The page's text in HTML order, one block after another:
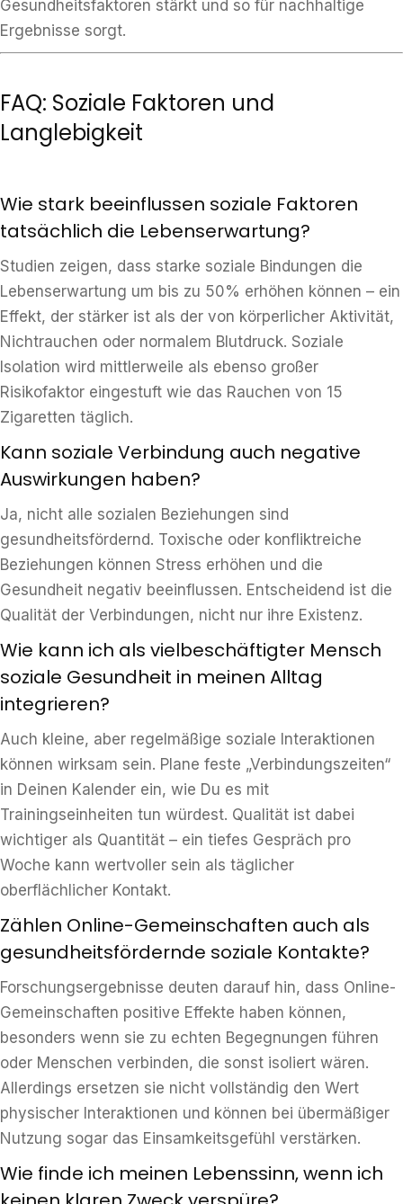
Gesundheitsfaktoren stärkt und so für nachhaltige
Ergebnisse sorgt.
FAQ: Soziale Faktoren und
Langlebigkeit
Wie stark beeinflussen soziale Faktoren
tatsächlich die Lebenserwartung?
Studien zeigen, dass starke soziale Bindungen die
Lebenserwartung um bis zu 50% erhöhen können – ein
Effekt, der stärker ist als der von körperlicher Aktivität,
Nichtrauchen oder normalem Blutdruck. Soziale
Isolation wird mittlerweile als ebenso großer
Risikofaktor eingestuft wie das Rauchen von 15
Zigaretten täglich.
Kann soziale Verbindung auch negative
Auswirkungen haben?
Ja, nicht alle sozialen Beziehungen sind
gesundheitsfördernd. Toxische oder konfliktreiche
Beziehungen können Stress erhöhen und die
Gesundheit negativ beeinflussen. Entscheidend ist die
Qualität der Verbindungen, nicht nur ihre Existenz.
Wie kann ich als vielbeschäftigter Mensch
soziale Gesundheit in meinen Alltag
integrieren?
Auch kleine, aber regelmäßige soziale Interaktionen
können wirksam sein. Plane feste „Verbindungszeiten“
in Deinen Kalender ein, wie Du es mit
Trainingseinheiten tun würdest. Qualität ist dabei
wichtiger als Quantität – ein tiefes Gespräch pro
Woche kann wertvoller sein als täglicher
oberflächlicher Kontakt.
Zählen Online-Gemeinschaften auch als
gesundheitsfördernde soziale Kontakte?
Forschungsergebnisse deuten darauf hin, dass Online-
Gemeinschaften positive Effekte haben können,
besonders wenn sie zu echten Begegnungen führen
oder Menschen verbinden, die sonst isoliert wären.
Allerdings ersetzen sie nicht vollständig den Wert
physischer Interaktionen und können bei übermäßiger
Nutzung sogar das Einsamkeitsgefühl verstärken.
Wie finde ich meinen Lebenssinn, wenn ich